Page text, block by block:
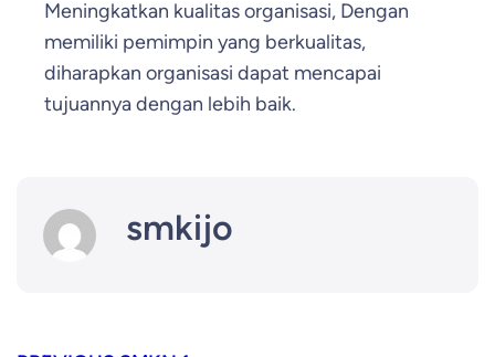
Meningkatkan kualitas organisasi, Dengan
memiliki pemimpin yang berkualitas,
diharapkan organisasi dapat mencapai
tujuannya dengan lebih baik.
smkijo